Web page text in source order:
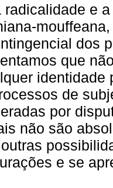
radicalidade e
dos
que
de
por
não são
e se